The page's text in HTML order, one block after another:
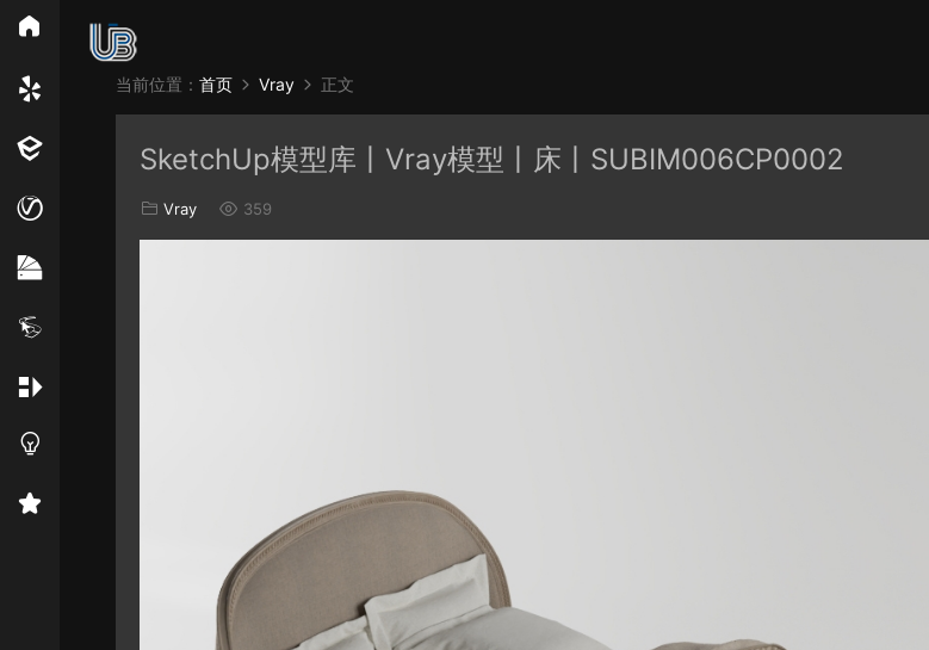
Vray Enscape PB3构件 构件 轮廓
当前位置： 首页 Vray 正文
SketchUp模型库丨Vray模型丨床丨SUBIM006CP0002
Vray 359